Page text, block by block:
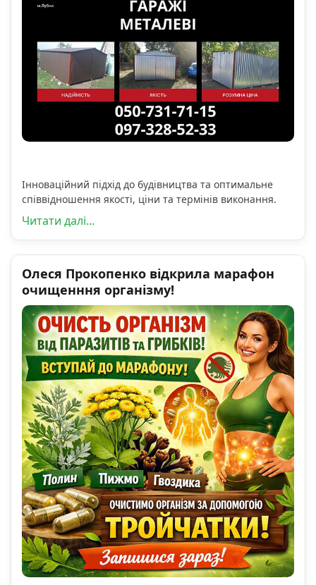
Інноваційний підхід до будівництва та оптимальне
співвідношення якості, ціни та термінів виконання.
Читати далі...
Олеся Прокопенко відкрила марафон
очищенння організму!